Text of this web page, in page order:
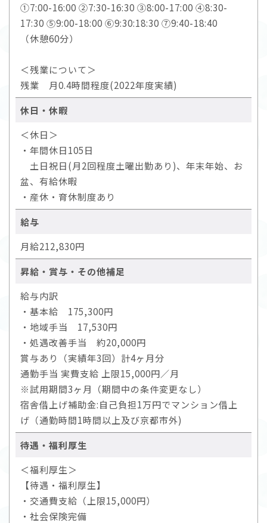
①7:00-16:00 ②7:30-16:30 ③8:00-17:00 ④8:30-
17:30 ⑤9:00-18:00 ⑥9:30:18:30 ⑦9:40-18:40
（休憩60分）
＜残業について＞
残業 月0.4時間程度(2022年度実績)
休日・休暇
＜休日＞
・年間休日105日
土日祝日(月2回程度土曜出勤あり)、年末年始、お
盆、有給休暇
・産休・育休制度あり
給与
月給212,830円
昇給・賞与・その他補足
給与内訳
・基本給 175,300円
・地域手当 17,530円
・処遇改善手当 約20,000円
賞与あり（実績年3回）計4ヶ月分
通勤手当 実費支給 上限15,000円／月
※試用期間3ヶ月（期間中の条件変更なし）
宿舎借上げ補助金:自己負担1万円でマンション借上
げ（通勤時間1時間以上及び京都市外)
待遇・福利厚生
＜福利厚生＞
【待遇・福利厚生】
・交通費支給（上限15,000円）
・社会保険完備